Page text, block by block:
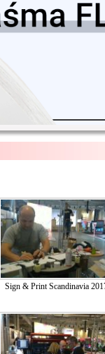
Sign & Print Scandinavia